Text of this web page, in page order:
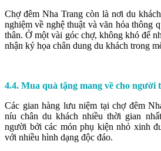
Chợ đêm Nha Trang còn là nơi du
nghiệm về nghệ thuật và văn hóa thông
thân. Ở một vài góc chợ, không khó để
nhận ký họa chân dung du khách trong
4.4. Mua quà tặng mang về cho người
Các gian hàng lưu niệm tại chợ đêm
níu chân du khách nhiều thời gian
người bởi các món phụ kiện nhỏ xinh
với nhiều hình dạng độc đáo.